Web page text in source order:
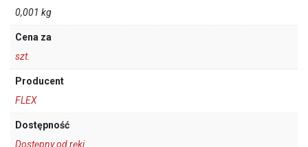
0,001 kg
Cena za
szt.
Producent
FLEX
Dostępność
Dostępny od ręki